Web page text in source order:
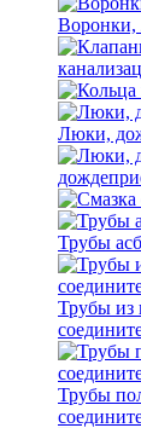
Воронки,
Люки,
Трубы
Трубы
Трубы